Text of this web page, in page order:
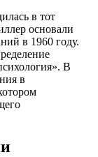
в тот
основали
в 1960 году.
В
в